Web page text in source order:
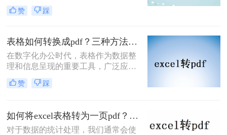
数据，因此我们需要将excel怎么转化
成pdf，以防止修改。以下是如何将
起来。
赞 踩
表格如何转换成pdf？三种方法轻松学会！
在数字化办公时代，表格作为数据整
理和信息呈现的重要工具，广泛应用
于各个领域。然而，为了确保表格在
不同平台和设备上的准确展示，将表
格式稳定性和易于分享的特点，使得
它成为表格转换的理想选择。那么表
赞 踩
如何将excel表格转为一页pdf？这里给你分享这二种操作方法!
对于数据的统计处理，我们通常会使